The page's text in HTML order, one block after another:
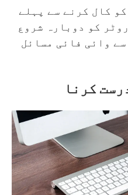
کال کرنے سے پہلے
کو دوبارہ شروع
وائی فائی مسائل
کرنا